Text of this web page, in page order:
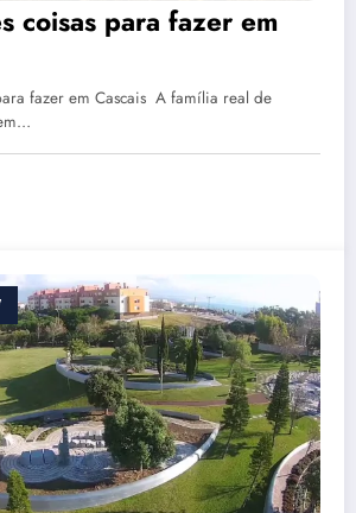
coisas para fazer em
fazer em Cascais A família real de